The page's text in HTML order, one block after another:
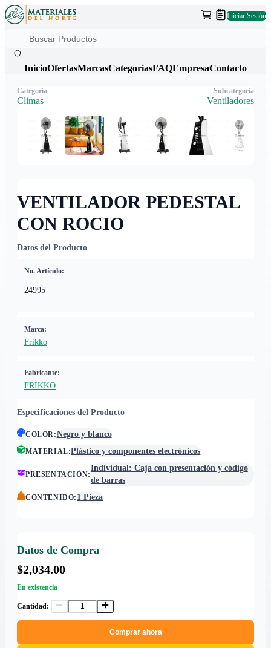
Iniciar Sesión
InicioOfertasMarcasCategoriasFAQEmpresaContacto
VENTILADOR PEDESTAL
CON ROCIO
Datos del Producto
No. Artículo:
24995
Marca:
Frikko
Fabricante:
FRIKKO
Especificaciones del Producto
COLOR:Negro y blanco
MATERIAL:Plástico y componentes electrónicos
PRESENTACIÓN:
Individual: Caja con presentación y código
de barras
CONTENIDO: 1 Pieza
Datos de Compra
$2,034.00
En existencia
Cantidad:
Comprar ahora
Categoría
Climas
Subcategoría
Ventiladores